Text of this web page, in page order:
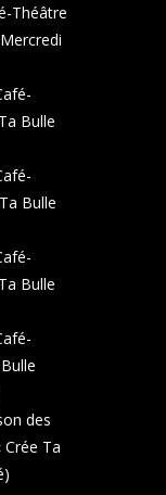
Théâtre
Bulle
Bulle
Bulle
des
Ta